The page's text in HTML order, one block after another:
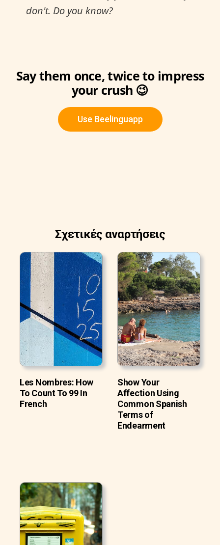
don't. Do you know?
Say them once, twice to impress
your crush 😉
Use Beelinguapp
Σχετικές αναρτήσεις
Les Nombres: How
To Count To 99 In
French
Show Your
Affection Using
Common Spanish
Terms of
Endearment